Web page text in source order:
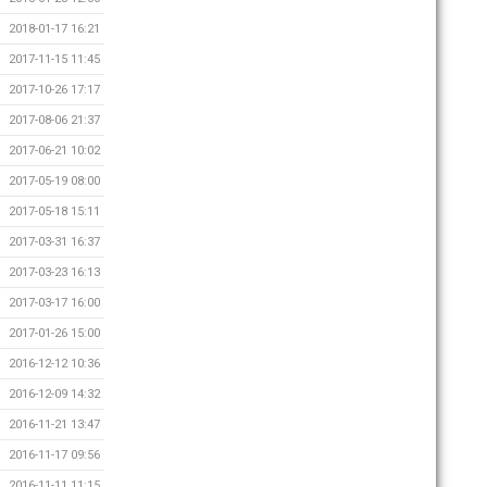
2018-01-17 16:21
2017-11-15 11:45
2017-10-26 17:17
2017-08-06 21:37
2017-06-21 10:02
2017-05-19 08:00
2017-05-18 15:11
2017-03-31 16:37
2017-03-23 16:13
2017-03-17 16:00
2017-01-26 15:00
2016-12-12 10:36
2016-12-09 14:32
2016-11-21 13:47
2016-11-17 09:56